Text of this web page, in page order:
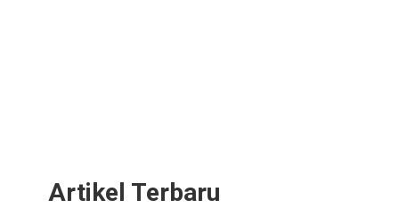
Artikel Terbaru